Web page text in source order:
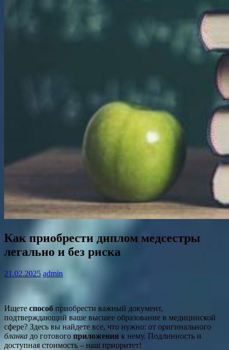
Как приобрести диплом медсестры
легально и без риска
21.02.2025 admin
Ищете способ приобрести важный документ,
подтверждающий ваше высшее образование в медицинской
сфере? Здесь вы найдете все, что нужно: от оригинального
бланка до готового приложения к нему. Подлинность и
доступная стоимость – наш приоритет!